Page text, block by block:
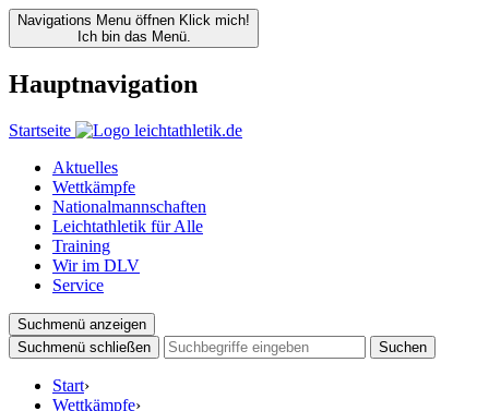
Navigations Menu öffnen Klick mich!
Ich bin das Menü.
Hauptnavigation
Startseite
Aktuelles
Wettkämpfe
Nationalmannschaften
Leichtathletik für Alle
Training
Wir im DLV
Service
Suchmenü anzeigen
Suchmenü schließen
Suchen
Start›
Wettkämpfe›